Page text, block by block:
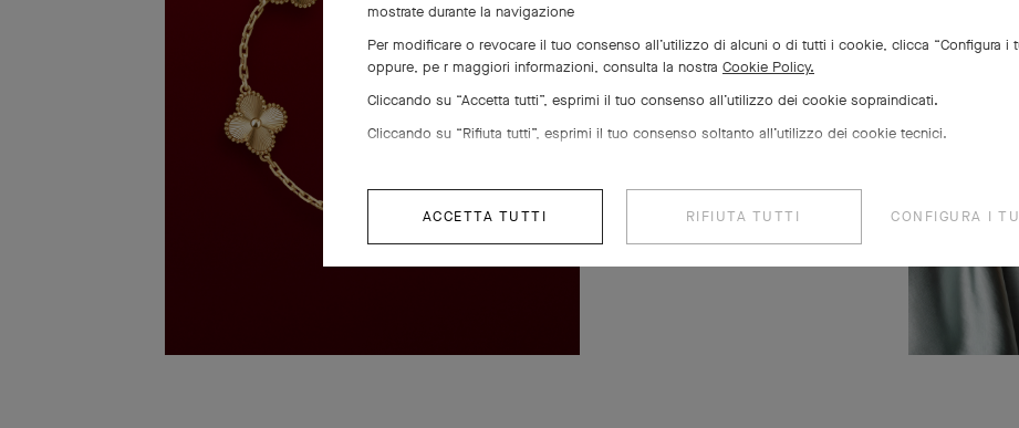
mostrate durante la navigazione
Per modificare o revocare il tuo consenso all’utilizzo di alcuni o di tutti i cookie, clicca “Configura i
oppure, pe r maggiori informazioni, consulta la nostra Cookie Policy.
Cliccando su “Accetta tutti”, esprimi il tuo consenso all’utilizzo dei cookie sopraindicati.
Cliccando su “Rifiuta tutti”, esprimi il tuo consenso soltanto all’utilizzo dei cookie tecnici.
ACCETTA TUTTI RIFIUTA TUTTI CONFIGURA I